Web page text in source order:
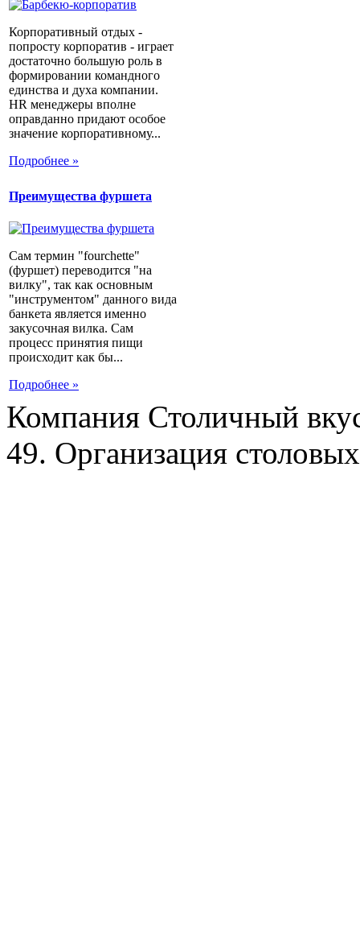
Корпоративный отдых -
попросту корпоратив - играет
достаточно большую роль в
формировании командного
единства и духа компании.
HR менеджеры вполне
оправданно придают особое
значение корпоративному...
Подробнее »
Преимущества фуршета
Сам термин "fourchette"
(фуршет) переводится "на
вилку", так как основным
"инструментом" данного вида
банкета является именно
закусочная вилка. Сам
процесс принятия пищи
происходит как бы...
Подробнее »
Компания Столичный
49. Организация